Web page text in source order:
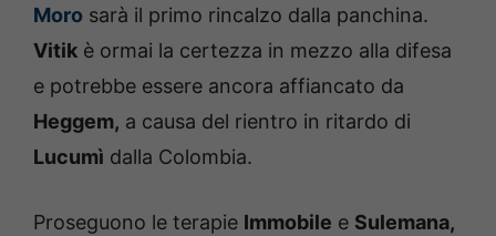
Moro sarà il primo rincalzo dalla panchina.
Vitik è ormai la certezza in mezzo alla difesa
e potrebbe essere ancora affiancato da
Heggem, a causa del rientro in ritardo di
Lucumì dalla Colombia.
Proseguono le terapie Immobile e Sulemana,